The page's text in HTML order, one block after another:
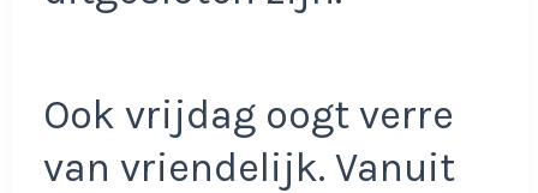
Ook vrijdag oogt verre
van vriendelijk. Vanuit